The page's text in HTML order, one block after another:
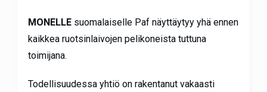
MONELLEsuomalaiselle Paf näyttäytyy yhä ennen
kaikkea ruotsinlaivojen pelikoneista tuttuna
toimijana.
Todellisuudessa yhtiö on rakentanut vakaasti